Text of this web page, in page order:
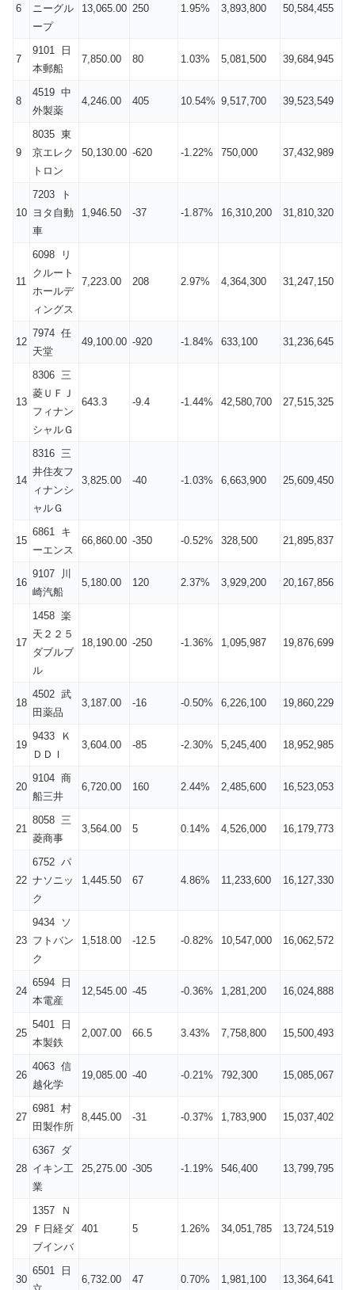
6
ニーグル
ープ
13,065.00 250 1.95% 3,893,800 50,584,455
7
9101 日
本郵船
7,850.00 80 1.03% 5,081,500 39,684,945
8
4519 中
外製薬
4,246.00 405 10.54% 9,517,700 39,523,549
9
8035 東
京エレク
トロン
50,130.00 -620 -1.22% 750,000 37,432,989
10
7203 ト
ヨタ自動
車
1,946.50 -37 -1.87% 16,310,200 31,810,320
11
6098 リ
クルート
ホールデ
ィングス
7,223.00 208 2.97% 4,364,300 31,247,150
12
7974 任
天堂
49,100.00 -920 -1.84% 633,100 31,236,645
13
8306 三
菱ＵＦＪ
フィナン
シャルＧ
643.3 -9.4 -1.44% 42,580,700 27,515,325
14
8316 三
井住友フ
ィナンシ
ャルＧ
3,825.00 -40 -1.03% 6,663,900 25,609,450
15
6861 キ
ーエンス
66,860.00 -350 -0.52% 328,500 21,895,837
16
9107 川
崎汽船
5,180.00 120 2.37% 3,929,200 20,167,856
17
1458 楽
天２２５
ダブルブ
ル
18,190.00 -250 -1.36% 1,095,987 19,876,699
18
4502 武
田薬品
3,187.00 -16 -0.50% 6,226,100 19,860,229
19
9433 Ｋ
ＤＤＩ
3,604.00 -85 -2.30% 5,245,400 18,952,985
20
9104 商
船三井
6,720.00 160 2.44% 2,485,600 16,523,053
21
8058 三
菱商事
3,564.00 5 0.14% 4,526,000 16,179,773
22
6752 パ
ナソニッ
ク
1,445.50 67 4.86% 11,233,600 16,127,330
23
9434 ソ
フトバン
ク
1,518.00 -12.5 -0.82% 10,547,000 16,062,572
24
6594 日
本電産
12,545.00 -45 -0.36% 1,281,200 16,024,888
25
5401 日
本製鉄
2,007.00 66.5 3.43% 7,758,800 15,500,493
26
4063 信
越化学
19,085.00 -40 -0.21% 792,300 15,085,067
27
6981 村
田製作所
8,445.00 -31 -0.37% 1,783,900 15,037,402
28
6367 ダ
イキン工
業
25,275.00 -305 -1.19% 546,400 13,799,795
29
1357 Ｎ
Ｆ日経ダ
ブインバ
401 5 1.26% 34,051,785 13,724,519
30
6501 日
6,732.00 47 0.70% 1,981,100 13,364,641